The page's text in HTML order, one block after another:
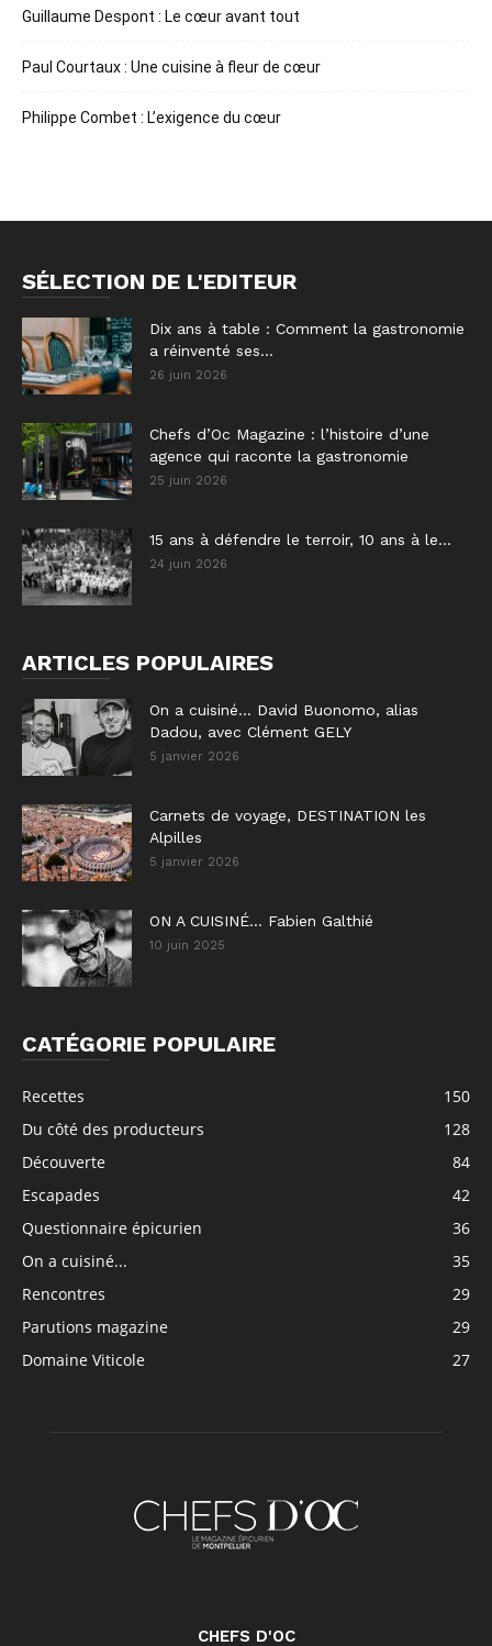
Guillaume Despont : Le cœur avant tout
Paul Courtaux : Une cuisine à fleur de cœur
Philippe Combet : L’exigence du cœur
SÉLECTION DE L'EDITEUR
Dix ans à table : Comment la gastronomie
a réinventé ses...
26 juin 2026
Chefs d’Oc Magazine : l’histoire d’une
agence qui raconte la gastronomie
25 juin 2026
15 ans à défendre le terroir, 10 ans à le...
24 juin 2026
ARTICLES POPULAIRES
On a cuisiné… David Buonomo, alias
Dadou, avec Clément GELY
5 janvier 2026
Carnets de voyage, DESTINATION les
Alpilles
5 janvier 2026
ON A CUISINÉ… Fabien Galthié
10 juin 2025
CATÉGORIE POPULAIRE
Recettes
150
Du côté des producteurs
128
Découverte
84
Escapades
42
Questionnaire épicurien
36
On a cuisiné...
35
Rencontres
29
Parutions magazine
29
Domaine Viticole
27
CHEFS D'OC